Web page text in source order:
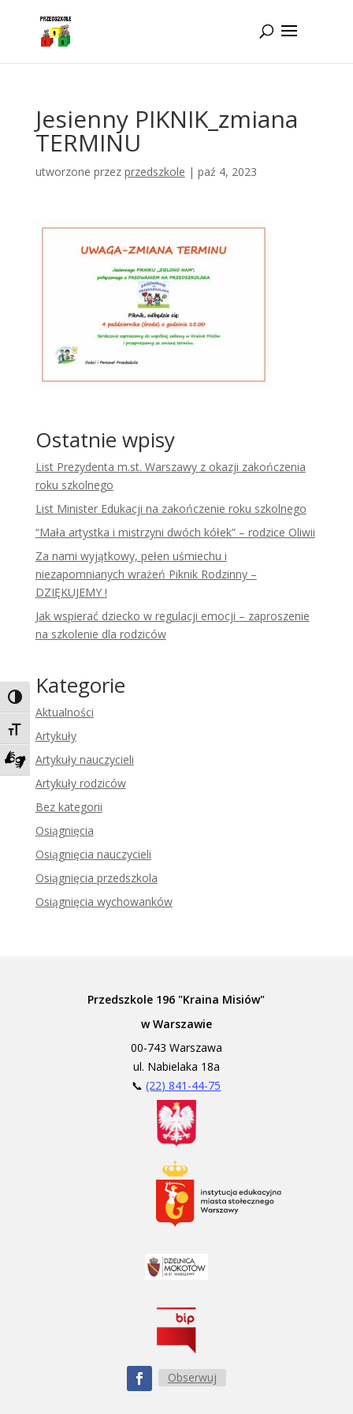
Toggle High Contrast
Toggle Font size
Zadzwoń do tłumacza języka migowego
Jesienny PIKNIK_zmiana
TERMINU
utworzone przez przedszkole | paź 4, 2023
Ostatnie wpisy
List Prezydenta m.st. Warszawy z okazji zakończenia
roku szkolnego
List Minister Edukacji na zakończenie roku szkolnego
“Mała artystka i mistrzyni dwóch kółek” – rodzice Oliwii
Za nami wyjątkowy, pełen uśmiechu i
niezapomnianych wrażeń Piknik Rodzinny –
DZIĘKUJEMY !
Jak wspierać dziecko w regulacji emocji – zaproszenie
na szkolenie dla rodziców
Kategorie
Aktualności
Artykuły
Artykuły nauczycieli
Artykuły rodziców
Bez kategorii
Osiągnięcia
Osiągnięcia nauczycieli
Osiągnięcia przedszkola
Osiągnięcia wychowanków
Przedszkole 196 "Kraina Misiów"
w Warszawie
00-743 Warszawa
ul. Nabielaka 18a
📞(22) 841-44-75
Obserwuj